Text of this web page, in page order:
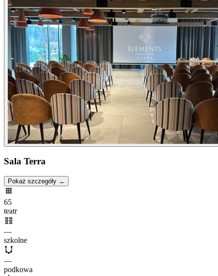
Sala Terra
Pokaż szczegóły →
65
teatr
—
szkolne
—
podkowa